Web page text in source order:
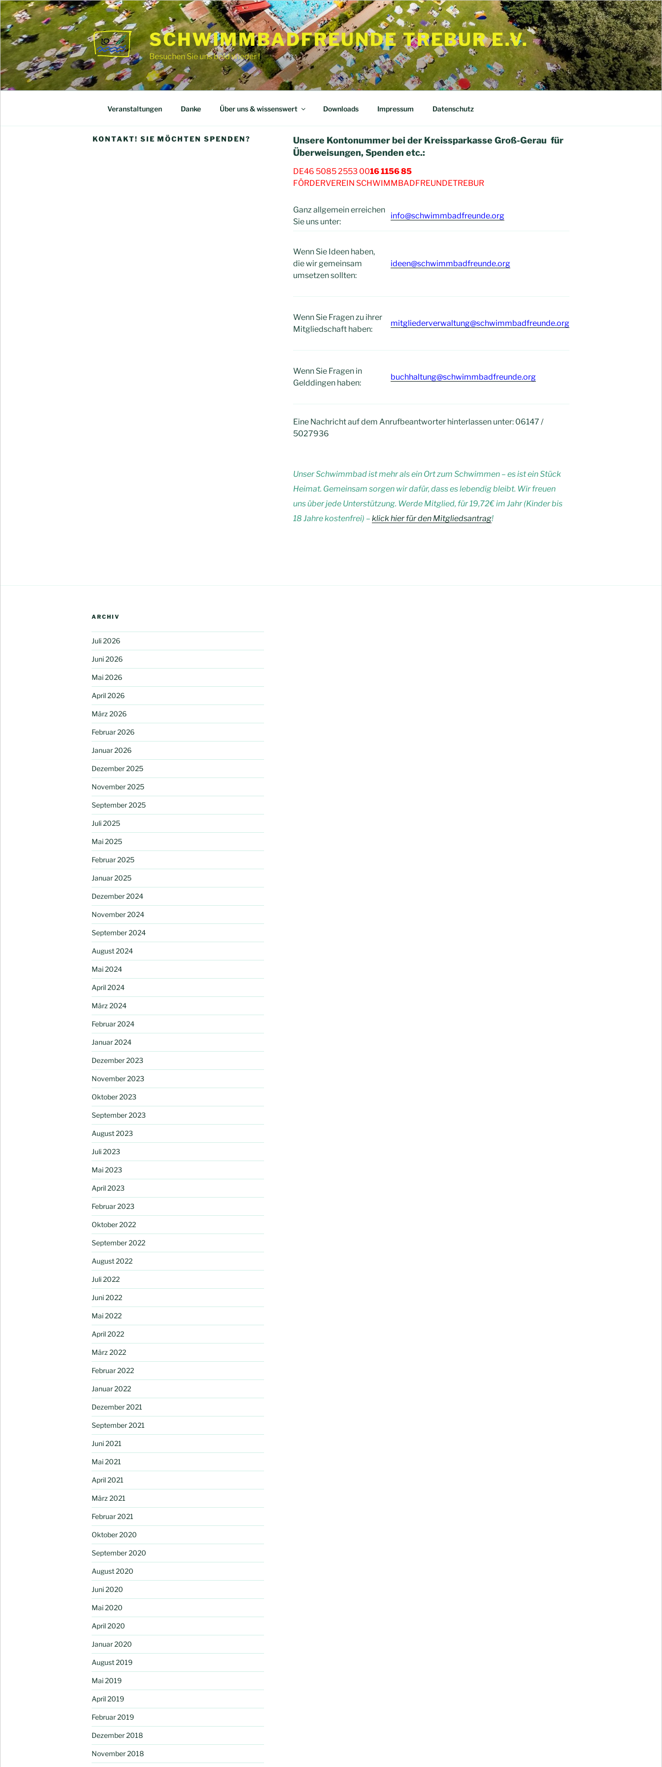
Zum
Inhalt
springen
SCHWIMMBADFREUNDE TREBUR E.V.
Besuchen Sie uns bald wieder !
Veranstaltungen Danke Über uns & wissenswert Downloads Impressum Datenschutz
KONTAKT! SIE MÖCHTEN SPENDEN?
Unsere Kontonummer bei der Kreissparkasse Groß-Gerau für
Überweisungen, Spenden etc.:
DE46 5085 2553 0016 1156 85
FÖRDERVEREIN SCHWIMMBADFREUNDETREBUR
Ganz allgemein erreichen
Sie uns unter:
info@schwimmbadfreunde.org
Wenn Sie Ideen haben,
die wir gemeinsam
umsetzen sollten:
ideen@schwimmbadfreunde.org
Wenn Sie Fragen zu ihrer
Mitgliedschaft haben:
mitgliederverwaltung@schwimmbadfreunde.org
Wenn Sie Fragen in
Gelddingen haben:
buchhaltung@schwimmbadfreunde.org
Eine Nachricht auf dem Anrufbeantworter hinterlassen unter: 06147 /
5027936
Unser Schwimmbad ist mehr als ein Ort zum Schwimmen – es ist ein Stück
Heimat. Gemeinsam sorgen wir dafür, dass es lebendig bleibt. Wir freuen
uns über jede Unterstützung. Werde Mitglied, für 19,72€ im Jahr (Kinder bis
18 Jahre kostenfrei) – klick hier für den Mitgliedsantrag!
ARCHIV
Juli 2026
Juni 2026
Mai 2026
April 2026
März 2026
Februar 2026
Januar 2026
Dezember 2025
November 2025
September 2025
Juli 2025
Mai 2025
Februar 2025
Januar 2025
Dezember 2024
November 2024
September 2024
August 2024
Mai 2024
April 2024
März 2024
Februar 2024
Januar 2024
Dezember 2023
November 2023
Oktober 2023
September 2023
August 2023
Juli 2023
Mai 2023
April 2023
Februar 2023
Oktober 2022
September 2022
August 2022
Juli 2022
Juni 2022
Mai 2022
April 2022
März 2022
Februar 2022
Januar 2022
Dezember 2021
September 2021
Juni 2021
Mai 2021
April 2021
März 2021
Februar 2021
Oktober 2020
September 2020
August 2020
Juni 2020
Mai 2020
April 2020
Januar 2020
August 2019
Mai 2019
April 2019
Februar 2019
Dezember 2018
November 2018